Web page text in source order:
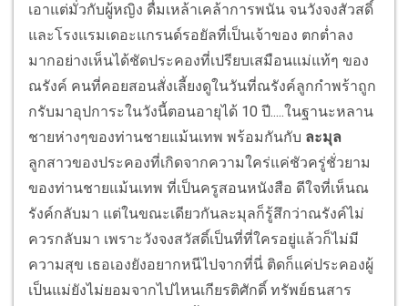
เอาแต่มั่วกับผู้หญิง ดื่มเหล้าเคล้าการพนัน จนวังจงสัวสดิ์
และโรงแรมเดอะแกรนด์รอยัลที่เป็นเจ้าของ ตกต่ำลง
มากอย่างเห็นได้ชัดประคองที่เปรียบเสมือนแม่แท้ๆ ของ
ณรังค์ คนที่คอยสอนสั่งเลี้ยงดูในวันที่ณรังค์ลูกกำพร้าถูก
กรับมาอุปการะในวังนี้ตอนอายุได้ 10 ปี.....ในฐานะหลาน
ชายห่างๆของท่านชายแม้นเทพ พร้อมกันกับ ละมุล
ลูกสาวของประคองที่เกิดจากความใคร่แค่ชัวครู่ชั่วยาม
ของท่านชายแม้นเทพ ที่เป็นครูสอนหนังสือ ดีใจที่เห็นณ
รังค์กลับมา แต่ในขณะเดียวกันละมุลก็รู้สึกว่าณรังค์ไม่
ควรกลับมา เพราะวังจงสวัสดิ์เป็นที่ที่ใครอยู่แล้วก็ไม่มี
ความสุข เธอเองยังอยากหนีไปจากที่นี่ ติดก็แค่ประคองผู้
เป็นแม่ยังไม่ยอมจากไปไหนเกียรติศักดิ์ ทรัพย์ธนสาร